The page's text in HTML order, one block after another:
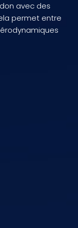
avec des
permet entre